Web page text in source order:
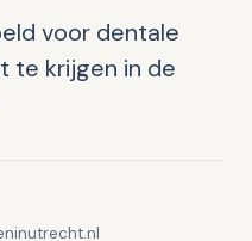
voor dentale
te krijgen in de